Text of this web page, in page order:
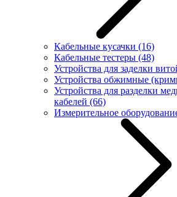
Кабельные кусачки (16)
Кабельные тестеры (48)
Устройства для заделки
Устройства обжимные
Устройства для разделки
кабелей (66)
Измерительное